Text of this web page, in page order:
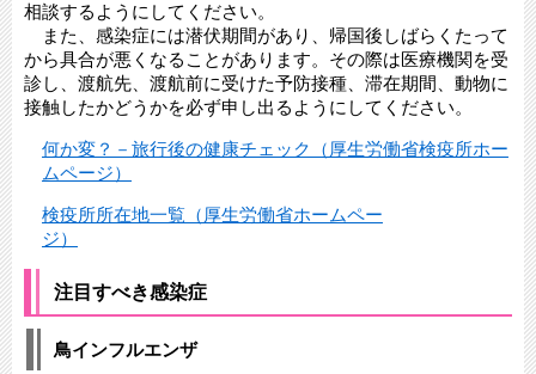
相談するようにしてください。
また、感染症には潜伏期間があり、帰国後しばらくたって
から具合が悪くなることがあります。その際は医療機関を受
診し、渡航先、渡航前に受けた予防接種、滞在期間、動物に
接触したかどうかを必ず申し出るようにしてください。
何か変？－旅行後の健康チェック（厚生労働省検疫所ホー
ムページ）
検疫所所在地一覧（厚生労働省ホームペー
ジ）
注目すべき感染症
鳥インフルエンザ